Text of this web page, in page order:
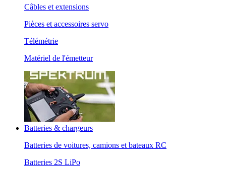
Câbles et extensions
Pièces et accessoires servo
Télémétrie
Matériel de l'émetteur
Batteries & chargeurs
Batteries de voitures, camions et bateaux RC
Batteries 2S LiPo